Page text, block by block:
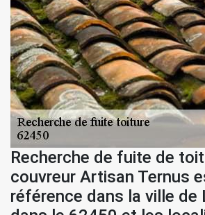
Recherche de fuite de
couvreur Artisan Ternus
référence dans la ville de